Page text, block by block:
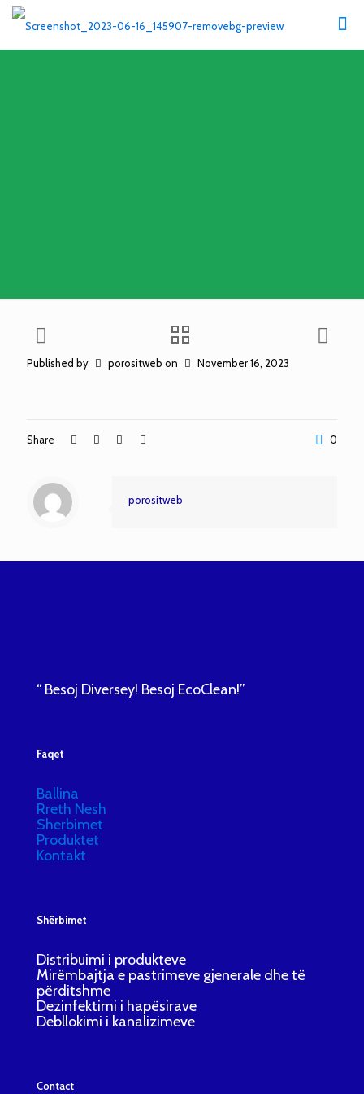
Published by porositweb on November 16, 2023
Share 0
porositweb
“ Besoj Diversey! Besoj EcoClean!”
Faqet
Ballina
Rreth Nesh
Sherbimet
Produktet
Kontakt
Shërbimet
Distribuimi i produkteve
Mirëmbajtja e pastrimeve gjenerale dhe të
përditshme
Dezinfektimi i hapësirave
Debllokimi i kanalizimeve
Contact